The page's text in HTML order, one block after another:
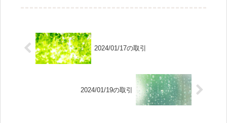
2024/01/17の取引
2024/01/19の取引